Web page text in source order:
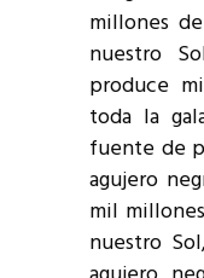
millones
nuestro
produce
toda la
fuente de
agujero
mil
nuestro